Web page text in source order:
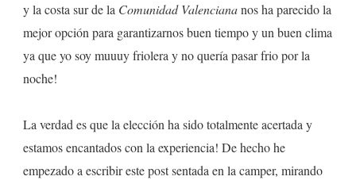
y la costa sur de la Comunidad Valenciananos ha parecido la
mejor opción para garantizarnos buen tiempo y un buen clima
ya que yo soy muuuy friolera y no quería pasar frio por la
noche!
La verdad es que la elección ha sido totalmente acertada y
estamos encantados con la experiencia! De hecho he
empezado a escribir este post sentada en la camper, mirando